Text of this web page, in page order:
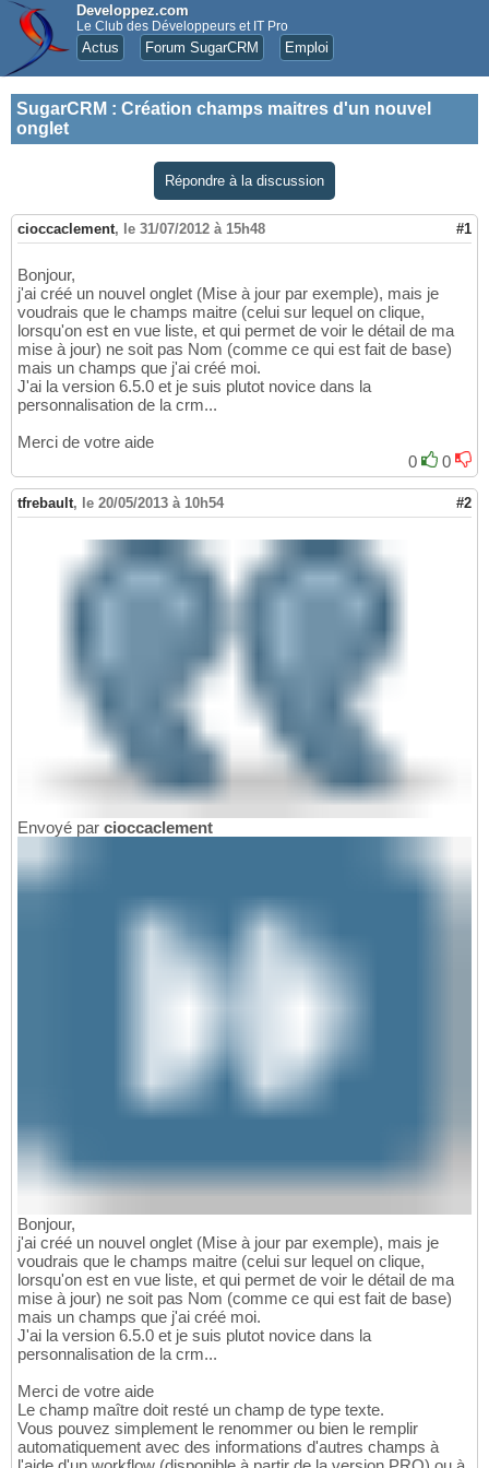
Developpez.com
Le Club des Développeurs et IT Pro
Actus Forum SugarCRM Emploi
SugarCRM : Création champs maitres d'un nouvel
onglet
Répondre à la discussion
cioccaclement, le 31/07/2012 à 15h48 #1
Bonjour,
j'ai créé un nouvel onglet (Mise à jour par exemple), mais je
voudrais que le champs maitre (celui sur lequel on clique,
lorsqu'on est en vue liste, et qui permet de voir le détail de ma
mise à jour) ne soit pas Nom (comme ce qui est fait de base)
mais un champs que j'ai créé moi.
J'ai la version 6.5.0 et je suis plutot novice dans la
personnalisation de la crm...
Merci de votre aide
0
0
tfrebault, le 20/05/2013 à 10h54 #2
Envoyé par cioccaclement
Bonjour,
j'ai créé un nouvel onglet (Mise à jour par exemple), mais je
voudrais que le champs maitre (celui sur lequel on clique,
lorsqu'on est en vue liste, et qui permet de voir le détail de ma
mise à jour) ne soit pas Nom (comme ce qui est fait de base)
mais un champs que j'ai créé moi.
J'ai la version 6.5.0 et je suis plutot novice dans la
personnalisation de la crm...
Merci de votre aide
Le champ maître doit resté un champ de type texte.
Vous pouvez simplement le renommer ou bien le remplir
automatiquement avec des informations d'autres champs à